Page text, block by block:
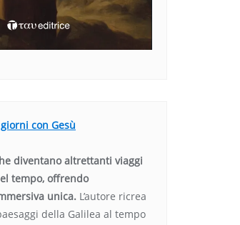
con Gesù
diventano altrettanti viaggi
tempo, offrendo
unica. L’autore ricrea
della Galilea al tempo